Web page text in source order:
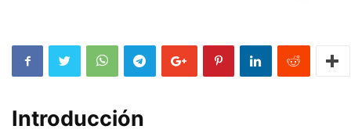
Introducción